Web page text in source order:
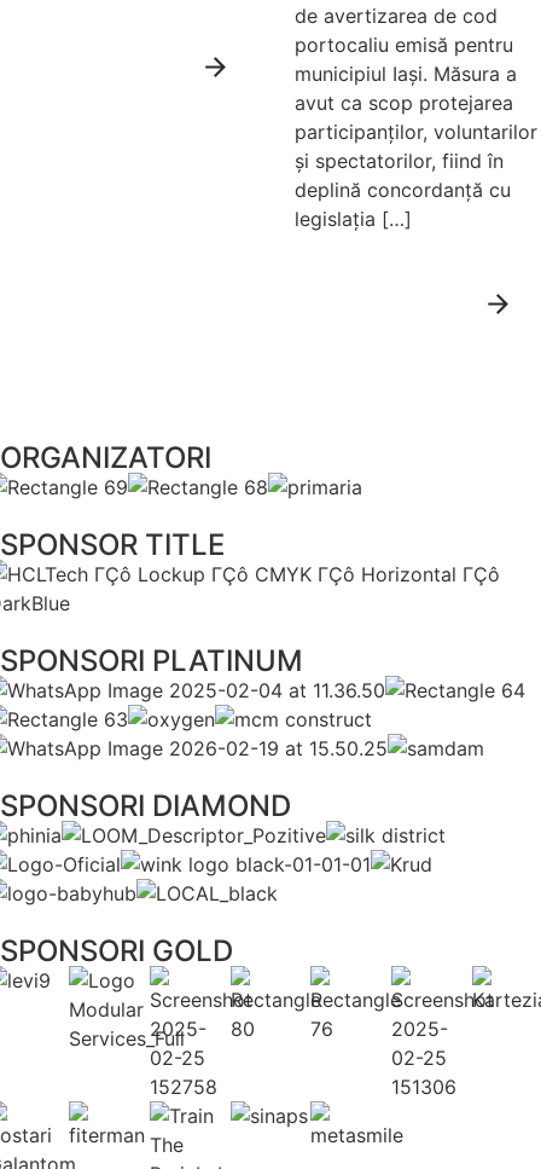
de avertizarea de cod
portocaliu emisă pentru
municipiul Iași. Măsura a
avut ca scop protejarea
participanților, voluntarilor
și spectatorilor, fiind în
deplină concordanță cu
legislația […]
ORGANIZATORI
SPONSOR TITLE
SPONSORI PLATINUM
SPONSORI DIAMOND
SPONSORI GOLD